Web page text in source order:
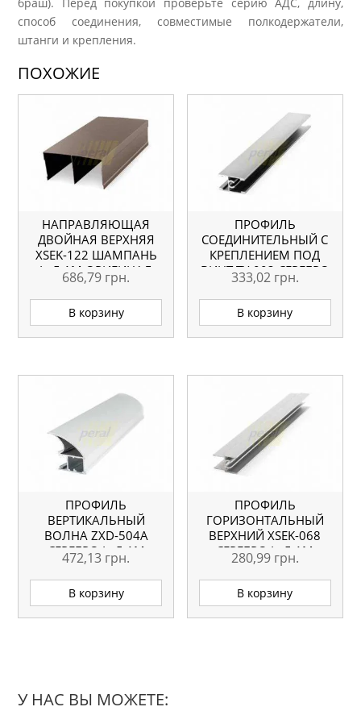
способ соединения, совместимые полкодержатели,
штанги и крепления.
ПОХОЖИЕ
НАПРАВЛЯЮЩАЯ
ДВОЙНАЯ ВЕРХНЯЯ
ХSEK-122 ШАМПАНЬ
L=5.1М ОРИГИНАЛ
686,79 грн.
В корзину
ПРОФИЛЬ
СОЕДИНИТЕЛЬНЫЙ С
КРЕПЛЕНИЕМ ПОД
ВИНТ TY-003 СЕРЕБРО
L=5.1М ОРИГИНАЛ
333,02 грн.
В корзину
ПРОФИЛЬ
ВЕРТИКАЛЬНЫЙ
ВОЛНА ZXD-504A
СЕРЕБРО L=5.1М
ОРИГИНАЛ
472,13 грн.
В корзину
ПРОФИЛЬ
ГОРИЗОНТАЛЬНЫЙ
ВЕРХНИЙ ХSEK-068
СЕРЕБРО L=5.1М
ОРИГИНАЛ
280,99 грн.
В корзину
У НАС ВЫ МОЖЕТЕ: